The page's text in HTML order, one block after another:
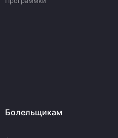
Болельщикам